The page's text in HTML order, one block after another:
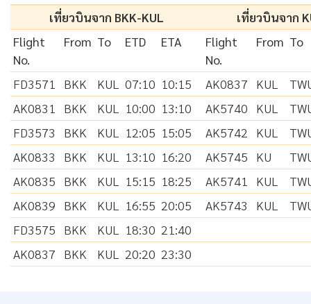
เที่ยวบินจาก BKK-KUL
เที่ยวบินจาก
Flight
No.
From To ETD ETA
Flight
No.
From To
FD3571 BKK KUL 07:10 10:15 AK0837 KUL
AK0831
BKK KUL 10:00 13:10 AK5740 KUL
FD3573
BKK KUL 12:05 15:05 AK5742 KUL
AK0833
BKK KUL 13:10 16:20 AK5745 KU
AK0835
BKK KUL 15:15 18:25 AK5741 KUL
AK0839
BKK KUL 16:55 20:05 AK5743 KUL
FD3575
BKK KUL 18:30 21:40
AK0837
BKK KUL 20:20 23:30